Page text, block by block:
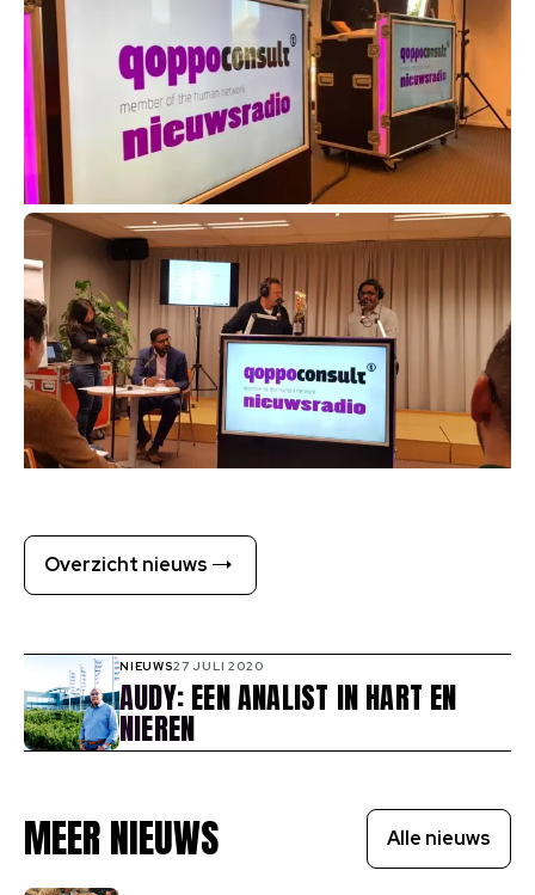
Overzicht nieuws
AUDY: EEN ANALIST IN HART EN
NIEREN
NIEUWS27 JULI 2020
MEER NIEUWS Alle nieuws